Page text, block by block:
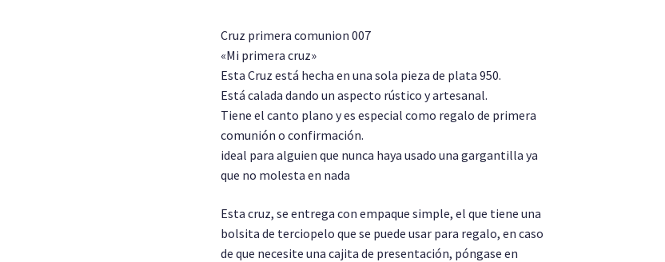
Cruz primera comunion 007
«Mi primera cruz»
Esta Cruz está hecha en una sola pieza de plata 950.
Está calada dando un aspecto rústico y artesanal.
Tiene el canto plano y es especial como regalo de primera
comunión o confirmación.
ideal para alguien que nunca haya usado una gargantilla ya
que no molesta en nada
Esta cruz, se entrega con empaque simple, el que tiene una
bolsita de terciopelo que se puede usar para regalo, en caso
de que necesite una cajita de presentación, póngase en